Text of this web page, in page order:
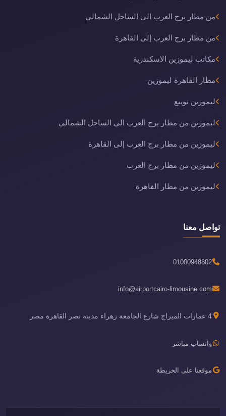
من مطار برج العرب الى الساحل الشمالي
من مطار برج العرب إلى القاهرة
مكاتب ليموزين الاسكندرية
مطار القاهرة ليموزين
ليموزين نويبع
ليموزين من مطار برج العرب الى الساحل الشمالي
ليموزين من مطار برج العرب إلى القاهرة
ليموزين من مطار برج العرب
ليموزين من مطار القاهرة
تواصل معنا
01000948802
info@airportcairo-limousine.com
4 عمارات الميراج شارع الجامعة زهراء مدينة نصر القاهرة مصر
واتساب مباشر
موقعنا على الخريطة